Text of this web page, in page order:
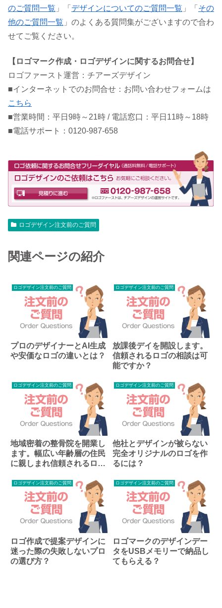
のご質問一覧 」「 デザインについてのご質問一覧 」「 その
他のご質問一覧 」のよくある質問集がございますので合わ
せてご覧ください。
【ロゴマーク作成・ロゴデザインに関するお問合せ】
ロゴファースト運営：チアーズデザイン
■インターネットでのお問合せ：お問い合わせフォームは
こちら
■営業時間：平日9時～21時 / 電話窓口：平日11時～18時
■電話サポート：0120-987-658
ロゴデザイン注文前のご質問
関連ページの紹介
ロゴデザイン注文前のご質問
プロのデザイナーとAI生成
や安価なロゴの違いとは？
ロゴデザイン注文前のご質問
放課後デイを開設します。
信頼されるロゴの相談は可
能ですか？
ロゴデザイン注文前のご質問
地域密着の整骨院を開業し
ます。幅広い年齢層の住民
に親しまれ信頼されるロゴ
ロゴデザイン注文前のご質問
他社とデザインが被らない
完全オリジナルのロゴを作
るには？
ロゴデザイン注文前のご質問
ロゴ作成で提案デザインに
迷った際の失敗しないプロ
の選び方？
ロゴデザイン注文前のご質問
ロゴマークのデザインデー
タをUSBメモリーで納品し
てもらえる？